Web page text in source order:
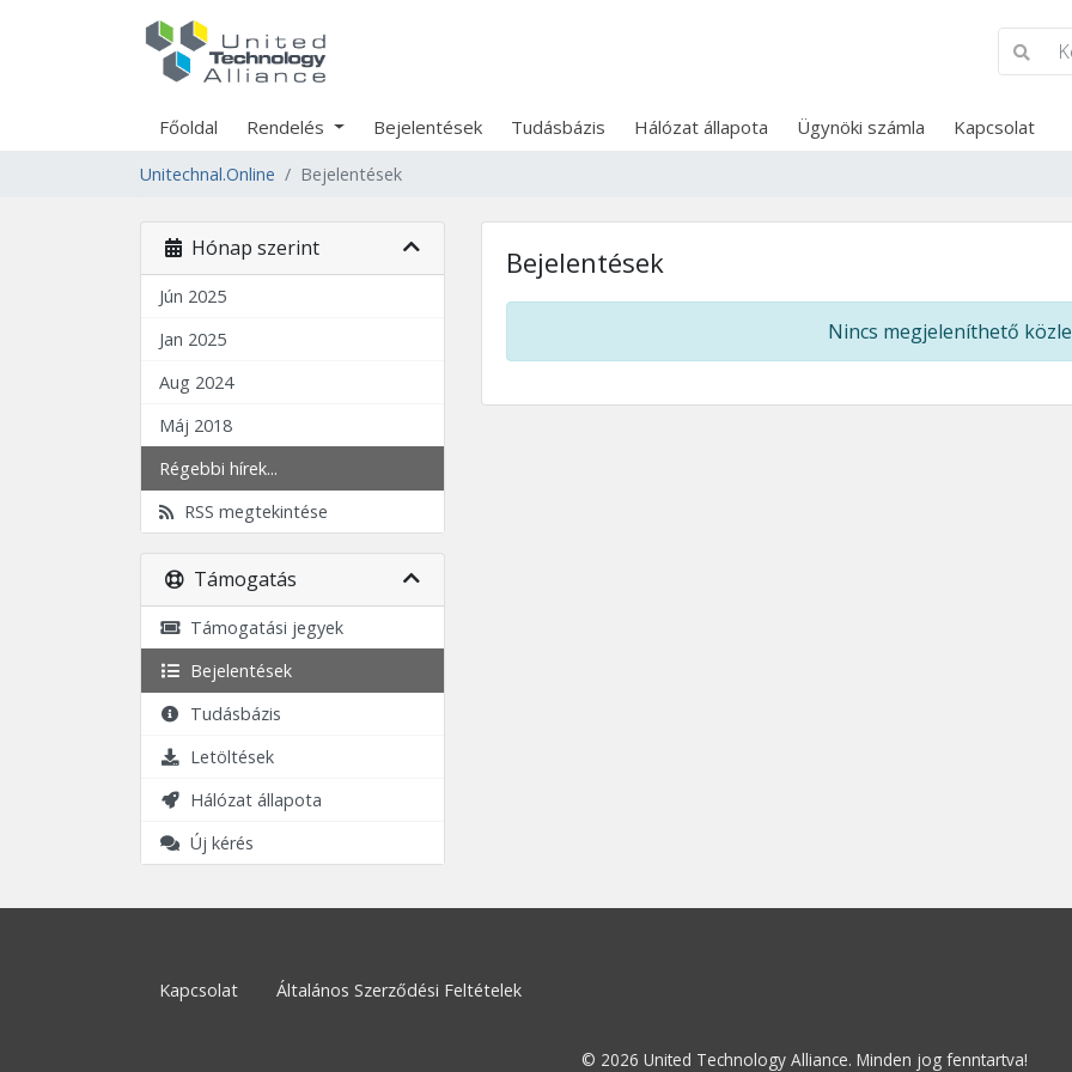
Főoldal Rendelés Bejelentések Tudásbázis Hálózat állapota Ügynöki számla Kapcsolat
Unitechnal.Online Bejelentések
Hónap szerint
Jún 2025
Jan 2025
Aug 2024
Máj 2018
Régebbi hírek...
RSS megtekintése
Támogatás
Támogatási jegyek
Bejelentések
Tudásbázis
Letöltések
Hálózat állapota
Új kérés
Bejelentések
Nincs megjeleníthető
Kapcsolat Általános Szerződési Feltételek
© 2026 United Technology Alliance. Minden jog fenntartva!